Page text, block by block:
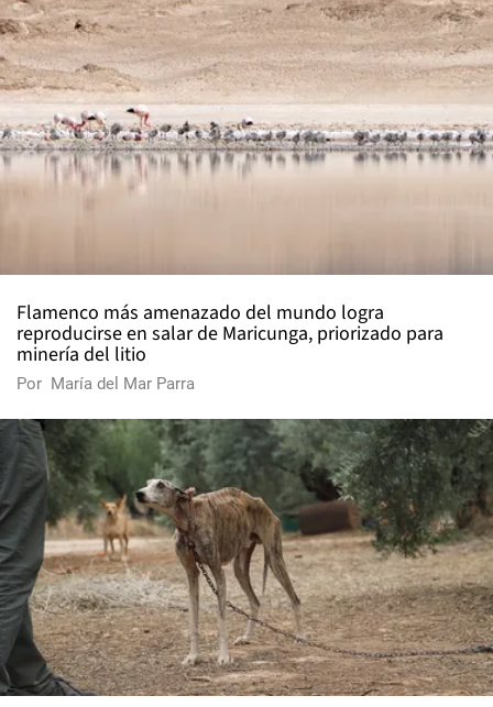
Flamenco más amenazado del mundo logra
reproducirse en salar de Maricunga, priorizado para
minería del litio
Por María del Mar Parra